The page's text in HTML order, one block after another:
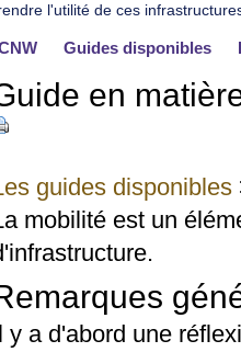
l'utilité de ces
Guides disponibles
en
guides disponibles
mobilité est un
y a d'abord une